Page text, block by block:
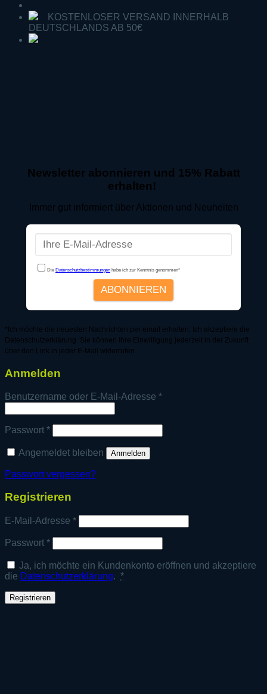
KOSTENLOSER VERSAND INNERHALB
DEUTSCHLANDS AB 50€
Newsletter abonnieren und 15% Rabatt
erhalten!
Immer gut informiert über Aktionen und Neuheiten
*Ich möchte die neuesten Nachrichten per email erhalten. Ich akzeptiere die
Datenschutzerklärung. Sie können Ihre Einwilligung jederzeit in der Zukunft
über den Link in jeder E-Mail widerrufen.
Anmelden
Benutzername oder E-Mail-Adresse *Erforderlich
Passwort *Erforderlich
Angemeldet bleiben Anmelden
Passwort vergessen?
Registrieren
E-Mail-Adresse *Erforderlich
Passwort *Erforderlich
Ja, ich möchte ein Kundenkonto eröffnen und akzeptiere
die Datenschutzerklärung. *
Registrieren